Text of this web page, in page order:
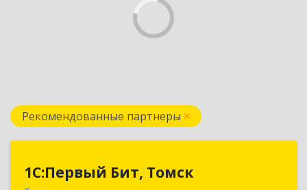
Рекомендованные партнеры
1С:Первый Бит, Томск